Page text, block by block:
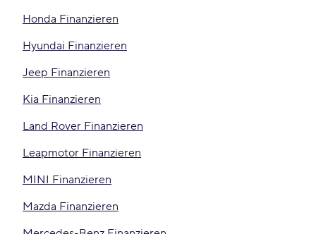
Honda Finanzieren
Hyundai Finanzieren
Jeep Finanzieren
Kia Finanzieren
Land Rover Finanzieren
Leapmotor Finanzieren
MINI Finanzieren
Mazda Finanzieren